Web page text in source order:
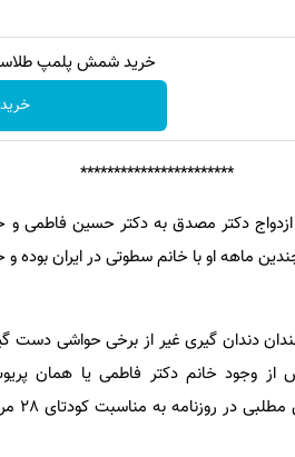
خرید شمش پلمپ طلاسی، از ۰.۵ گرم
ازدواج دکتر مصدق به دکتر حسین فاطمی و
ماهه او با خانم سطوتی در ایران بوده
دندان گیری غیر از برخی حواشی دست
از وجود خانم دکتر فاطمی یا همان